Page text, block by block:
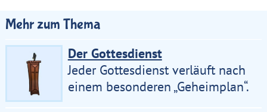
Mehr zum Thema
Der Gottesdienst
Jeder Gottesdienst verläuft nach
einem besonderen „Geheimplan“.